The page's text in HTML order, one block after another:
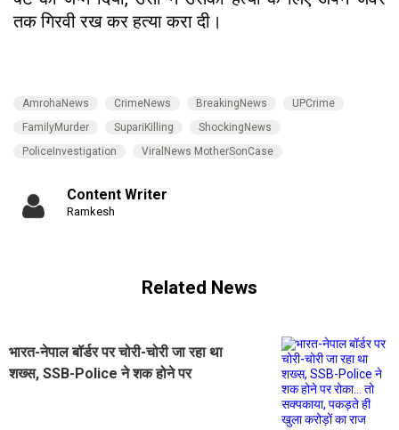
तक गिरवी रख कर हत्या करा दी।
AmrohaNews CrimeNews BreakingNews
UPCrime
FamilyMurder
SupariKilling
ShockingNews
PoliceInvestigation
ViralNews MotherSonCase
Content Writer
Ramkesh
Related News
भारत-नेपाल बॉर्डर पर चोरी-चोरी जा रहा था
शख्स, SSB-Police ने शक होने पर